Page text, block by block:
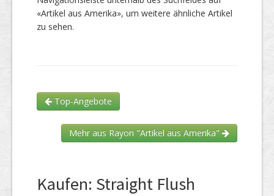
«Artikel aus Amerika», um weitere ähnliche Artikel
zu sehen.
Top-Angebote
Mehr aus Rayon "Artikel aus Amerika"
Kaufen: Straight Flush